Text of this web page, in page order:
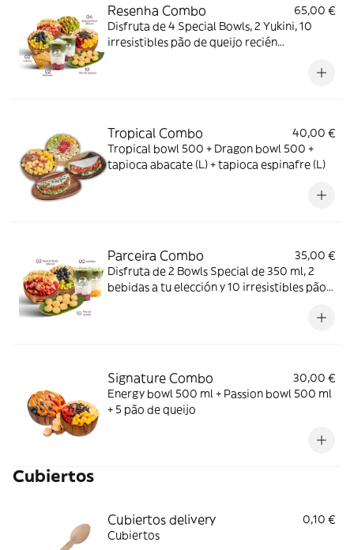
Resenha Combo
65,00 €
Disfruta de 4 Special Bowls, 2 Yukini, 10
irresistibles pão de queijo recién
Tropical Combo
40,00 €
Tropical bowl 500 + Dragon bowl 500 +
tapioca abacate (L) + tapioca espinafre (L)
Parceira Combo
35,00 €
Disfruta de 2 Bowls Special de 350 ml, 2
bebidas a tu elección y 10 irresistibles pão
Signature Combo
30,00 €
Energy bowl 500 ml + Passion bowl 500 ml
+ 5 pão de queijo
Cubiertos
Cubiertos delivery
0,10 €
Cubiertos